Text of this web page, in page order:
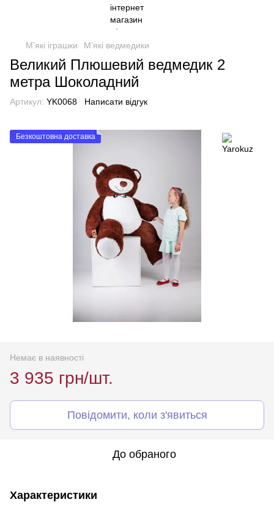
М'які іграшки М'які ведмедики
Великий Плюшевий ведмедик 2
метра Шоколадний
Артикул: YK0068 Написати відгук
Безкоштовна доставка
Немає в наявності
3 935 грн/шт.
Повідомити, коли з'явиться
До обраного
Характеристики